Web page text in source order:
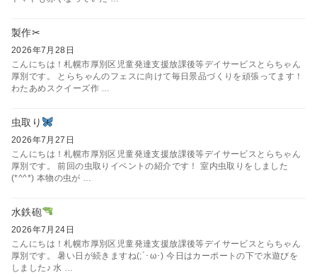
製作✂
2026年7月28日
こんにちは！札幌市厚別区児童発達支援放課後等デイサービスとらちゃん
厚別です。 とらちゃんのフェスに向けて毎日景品づくりを頑張ってます！
わたあめスクイーズ作 …
虫取り
2026年7月27日
こんにちは！札幌市厚別区児童発達支援放課後等デイサービスとらちゃん
厚別です。 前回の虫取りイベントの紹介です！ 室内虫取りをしました
(*^^*) 本物の虫が …
水鉄砲
2026年7月24日
こんにちは！札幌市厚別区児童発達支援放課後等デイサービスとらちゃん
厚別です。 暑い日が続きますね(;´･ω･) 今日はカーポートの下で水遊びを
しました♪ 水 …